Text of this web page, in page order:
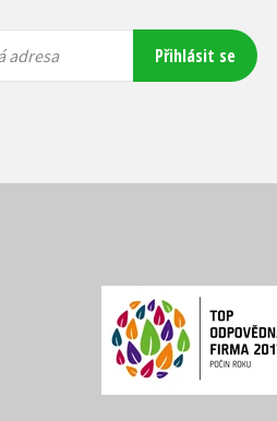
adresa Přihlásit se